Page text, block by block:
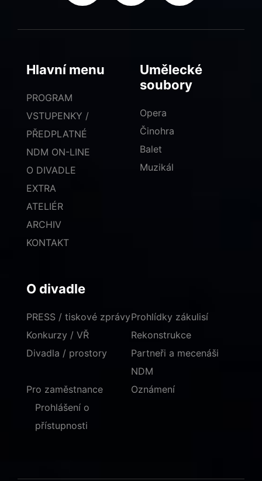
Hlavní menu
PROGRAM
VSTUPENKY /
PŘEDPLATNÉ
NDM ON-LINE
O DIVADLE
EXTRA
ATELIÉR
ARCHIV
KONTAKT
Umělecké
soubory
Opera
Činohra
Balet
Muzikál
O divadle
PRESS / tiskové zprávy
Konkurzy / VŘ
Divadla / prostory
Prohlídky zákulisí
Rekonstrukce
Partneři a mecenáši
NDM
Pro zaměstnance
Oznámení
Prohlášení o
přístupnosti